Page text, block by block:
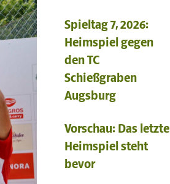
Spieltag 7, 2026:
Heimspiel gegen
den TC
Schießgraben
Augsburg
Vorschau: Das letzte
Heimspiel steht
bevor